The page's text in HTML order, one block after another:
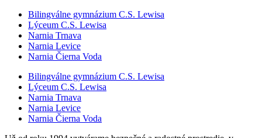
Bilingválne gymnázium C.S. Lewisa
Lýceum C.S. Lewisa
Narnia Trnava
Narnia Levice
Narnia Čierna Voda
Bilingválne gymnázium C.S. Lewisa
Lýceum C.S. Lewisa
Narnia Trnava
Narnia Levice
Narnia Čierna Voda